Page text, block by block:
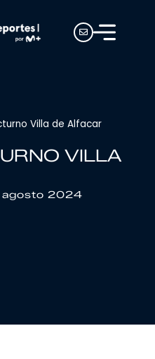
Villa de Alfacar
VILLA
agosto 2024